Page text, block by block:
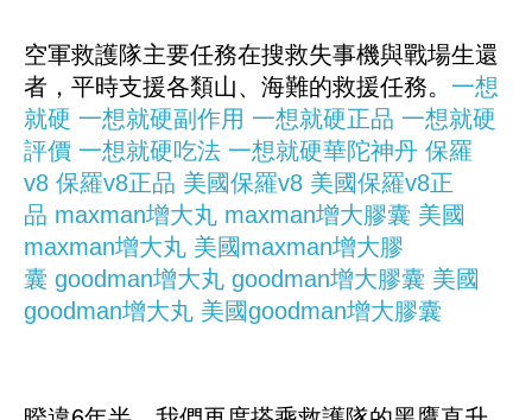
空軍救護隊主要任務在搜救失事機與戰場生還
者，平時支援各類山、海難的救援任務。 一想
就硬 一想就硬副作用 一想就硬正品 一想就硬
評價 一想就硬吃法 一想就硬華陀神丹 保羅
v8 保羅v8正品 美國保羅v8 美國保羅v8正
品 maxman增大丸 maxman增大膠囊 美國
maxman增大丸 美國maxman增大膠
囊 goodman增大丸 goodman增大膠囊 美國
goodman增大丸 美國goodman增大膠囊